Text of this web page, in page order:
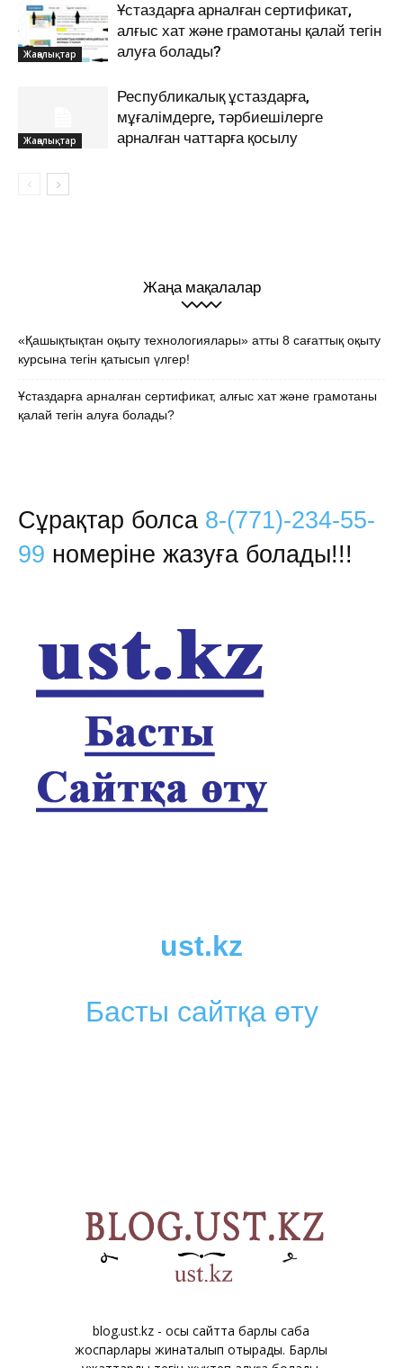
Жаңалықтар
Ұстаздарға арналған сертификат,
алғыс хат және грамотаны қалай тегін
алуға болады?
Жаңалықтар
Республикалық ұстаздарға,
мұғалімдерге, тәрбиешілерге
арналған чаттарға қосылу
Жаңа мақалалар
«Қашықтықтан оқыту технологиялары» атты 8 сағаттық оқыту
курсына тегін қатысып үлгер!
Ұстаздарға арналған сертификат, алғыс хат және грамотаны
қалай тегін алуға болады?
Сұрақтар болса 8-(771)-234-55-
99 номеріне жазуға болады!!!
ust.kz
Басты сайтқа өту
blog.ust.kz - осы сайтта барлық сабақ
жоспарлары жинақталып отырады. Барлық